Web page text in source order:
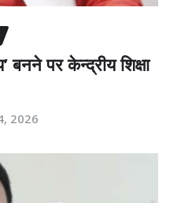
बनने पर केन्द्रीय शिक्षा
2026